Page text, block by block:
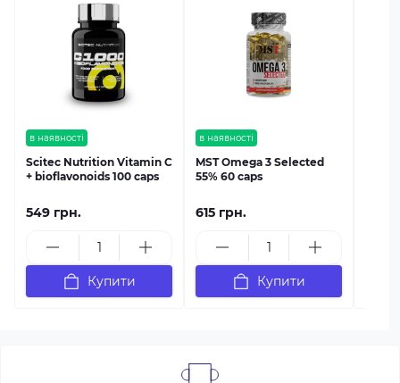
в наявності
Scitec Nutrition Vitamin C
+ bioflavonoids 100 caps
549 грн.
Купити
в наявності
MST Omega 3 Selected
55% 60 caps
615 грн.
Купити